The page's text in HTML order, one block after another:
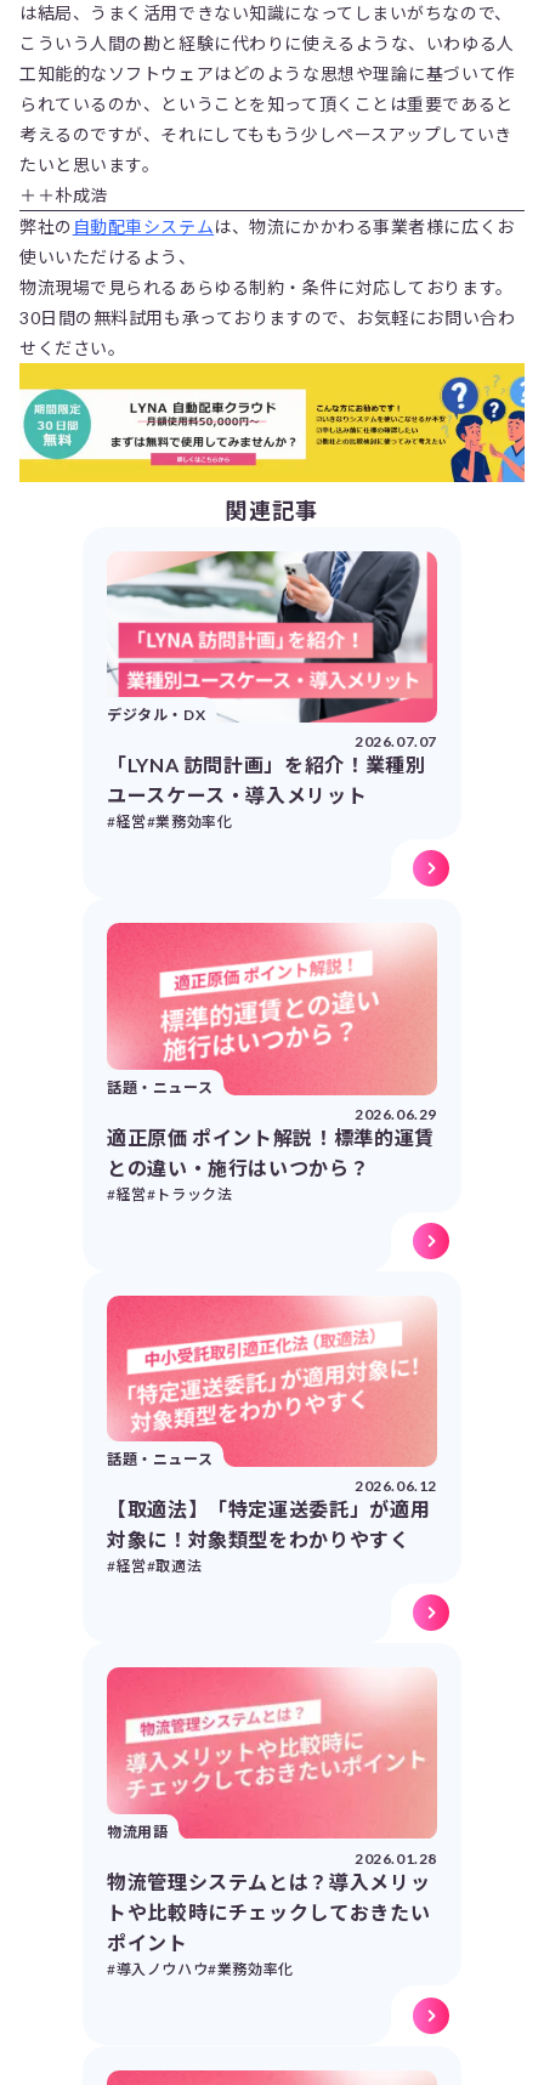
は結局、うまく活用できない知識になってしまいがちなので、
こういう人間の勘と経験に代わりに使えるような、いわゆる人
工知能的なソフトウェアはどのような思想や理論に基づいて作
られているのか、ということを知って頂くことは重要であると
考えるのですが、それにしてももう少しペースアップしていき
たいと思います。
＋＋朴成浩
弊社の 自動配車システムは、物流にかかわる事業者様に広くお
使いいただけるよう、
物流現場で見られるあらゆる制約・条件に対応しております。
30日間の無料試用も承っておりますので、お気軽にお問い合わ
せください。
関連記事
デジタル・DX
2026.07.07
「LYNA 訪問計画」を紹介！業種別
ユースケース・導入メリット
#経営#業務効率化
話題・ニュース
2026.06.29
適正原価 ポイント解説！標準的運賃
との違い・施行はいつから？
#経営#トラック法
話題・ニュース
2026.06.12
【取適法】「特定運送委託」が適用
対象に！対象類型をわかりやすく
#経営#取適法
物流用語
2026.01.28
物流管理システムとは？導入メリッ
トや比較時にチェックしておきたい
ポイント
#導入ノウハウ#業務効率化